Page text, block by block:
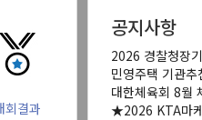
회결과
공지사항
2026 경찰청장
민영주택 기관
대한체육회 8월
★2026 KTA마